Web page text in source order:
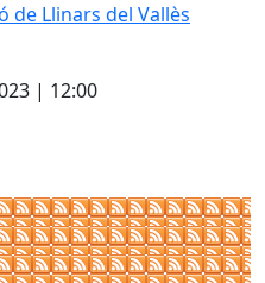
de Llinars del Vallès
| 12:00